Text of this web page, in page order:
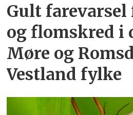
Gult
og flomskred i
Møre og
Vestland fylke